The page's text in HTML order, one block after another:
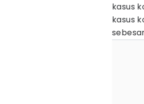
kasus
kasus